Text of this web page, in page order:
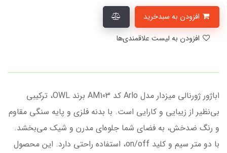
اباژور ژورنالی میزدار مدل Arlo کد AM103 برند OWL، ترکیبی
بی‌نظیر از زیبایی و کارایی است. با بدنه فلزی و پایه سنگی مقاوم
و رنگ ضدخش، به فضای شما جلوه‌ای مدرن و شیک می‌بخشد.
با دو متر سیم و کلید on/off، استفاده راحتی دارد. این محصول